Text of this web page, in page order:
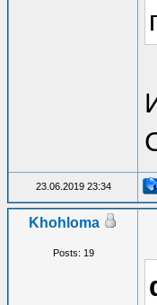
23.06.2019 23:34
Khohloma
Posts: 19